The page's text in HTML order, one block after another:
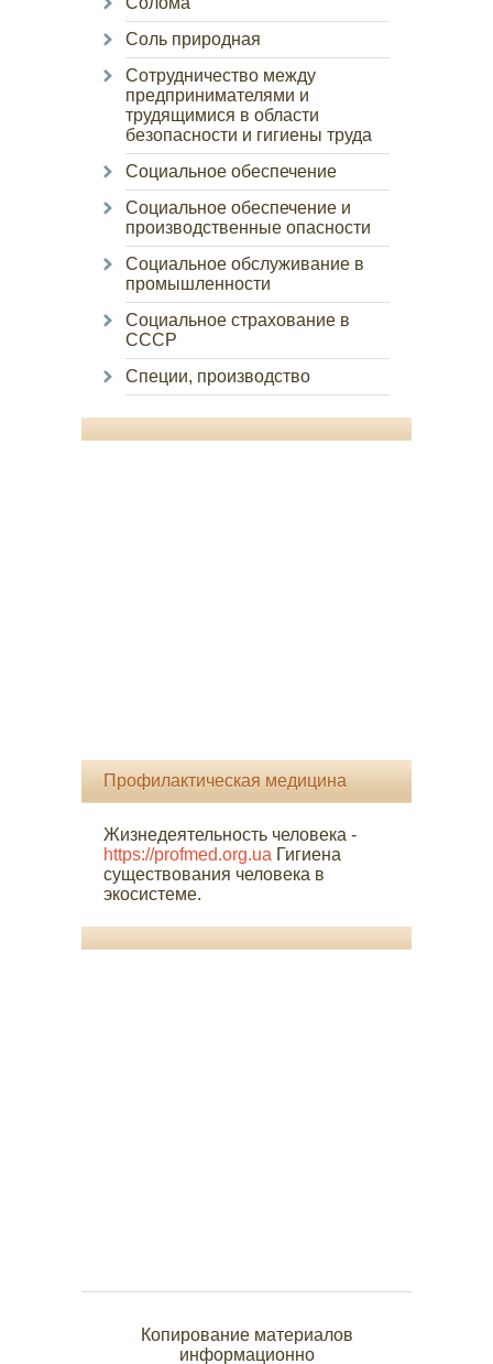
Соль природная
Сотрудничество между
предпринимателями и
трудящимися в области
безопасности и гигиены труда
Социальное обеспечение
Социальное обеспечение и
производственные опасности
Социальное обслуживание в
промышленности
Социальное страхование в
СССР
Специи, производство
Профилактическая медицина
Жизнедеятельность человека -
https://profmed.org.ua Гигиена
существования человека в
экосистеме.
Копирование материалов
информационно